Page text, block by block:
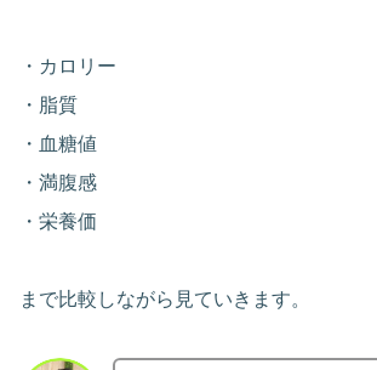
・カロリー
・脂質
・血糖値
・満腹感
・栄養価
まで比較しながら見ていきます。